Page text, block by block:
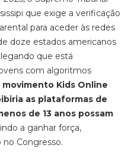
que exige a verificação
para aceder às redes
doze estados americanos
que está
com algoritmos
Kids Online
as plataformas de
de 13 anos possam
a ganhar força,
Congresso.